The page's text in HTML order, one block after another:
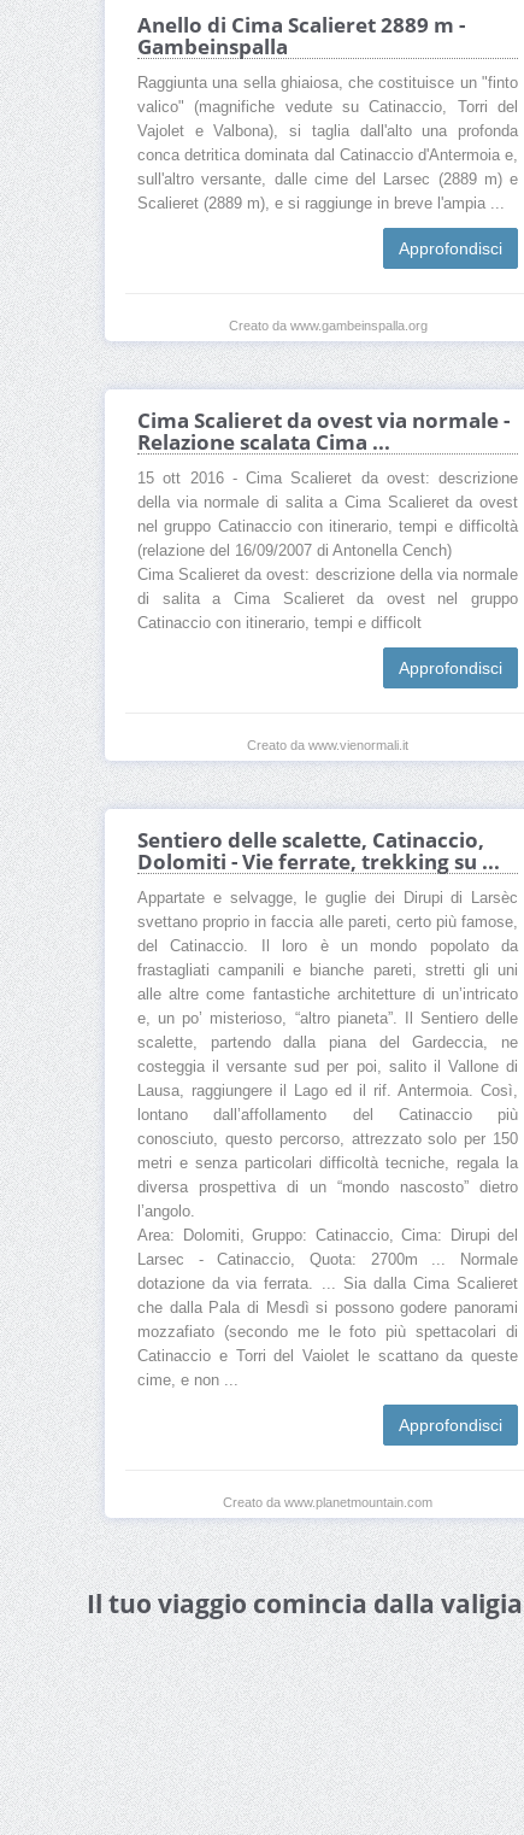
Anello di Cima Scalieret 2889 m -
Gambeinspalla
Raggiunta una sella ghiaiosa, che costituisce un "finto
valico" (magnifiche vedute su Catinaccio, Torri del
Vajolet e Valbona), si taglia dall'alto una profonda
conca detritica dominata dal Catinaccio d'Antermoia e,
sull'altro versante, dalle cime del Larsec (2889 m) e
Scalieret (2889 m), e si raggiunge in breve l'ampia ...
Approfondisci
Creato da www.gambeinspalla.org
Cima Scalieret da ovest via normale -
Relazione scalata Cima ...
15 ott 2016 - Cima Scalieret da ovest: descrizione
della via normale di salita a Cima Scalieret da ovest
nel gruppo Catinaccio con itinerario, tempi e difficoltà
(relazione del 16/09/2007 di Antonella Cench)
Cima Scalieret da ovest: descrizione della via normale
di salita a Cima Scalieret da ovest nel gruppo
Catinaccio con itinerario, tempi e difficolt
Approfondisci
Creato da www.vienormali.it
Sentiero delle scalette, Catinaccio,
Dolomiti - Vie ferrate, trekking su ...
Appartate e selvagge, le guglie dei Dirupi di Larsèc
svettano proprio in faccia alle pareti, certo più famose,
del Catinaccio. Il loro è un mondo popolato da
frastagliati campanili e bianche pareti, stretti gli uni
alle altre come fantastiche architetture di un’intricato
e, un po’ misterioso, “altro pianeta”. Il Sentiero delle
scalette, partendo dalla piana del Gardeccia, ne
costeggia il versante sud per poi, salito il Vallone di
Lausa, raggiungere il Lago ed il rif. Antermoia. Così,
lontano dall’affollamento del Catinaccio più
conosciuto, questo percorso, attrezzato solo per 150
metri e senza particolari difficoltà tecniche, regala la
diversa prospettiva di un “mondo nascosto” dietro
l’angolo.
Area: Dolomiti, Gruppo: Catinaccio, Cima: Dirupi del
Larsec - Catinaccio, Quota: 2700m ... Normale
dotazione da via ferrata. ... Sia dalla Cima Scalieret
che dalla Pala di Mesdì si possono godere panorami
mozzafiato (secondo me le foto più spettacolari di
Catinaccio e Torri del Vaiolet le scattano da queste
cime, e non ...
Approfondisci
Creato da www.planetmountain.com
Il tuo viaggio comincia dalla valigia